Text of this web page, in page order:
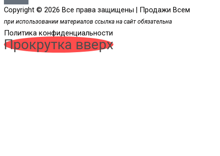
Copyright © 2026 Все права защищены | Продажи Всем
при использовании материалов ссылка на сайт обязательна
Политика конфиденциальности
Прокрутка вверх